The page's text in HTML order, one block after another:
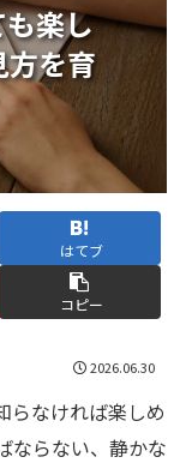
楽し
を育
はてブ
コピー
2026.06.30
らなければ楽しめ
ならない、静かな